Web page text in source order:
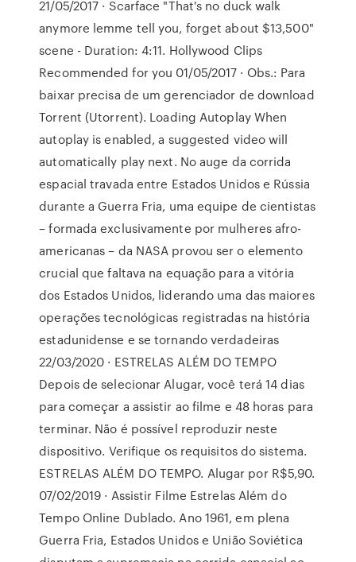
21/05/2017 · Scarface "That's no duck walk
anymore lemme tell you, forget about $13,500"
scene - Duration: 4:11. Hollywood Clips
Recommended for you 01/05/2017 · Obs.: Para
baixar precisa de um gerenciador de download
Torrent (Utorrent). Loading Autoplay When
autoplay is enabled, a suggested video will
automatically play next. No auge da corrida
espacial travada entre Estados Unidos e Rússia
durante a Guerra Fria, uma equipe de cientistas
– formada exclusivamente por mulheres afro-
americanas – da NASA provou ser o elemento
crucial que faltava na equação para a vitória
dos Estados Unidos, liderando uma das maiores
operações tecnológicas registradas na história
estadunidense e se tornando verdadeiras
22/03/2020 · ESTRELAS ALÉM DO TEMPO
Depois de selecionar Alugar, você terá 14 dias
para começar a assistir ao filme e 48 horas para
terminar. Não é possível reproduzir neste
dispositivo. Verifique os requisitos do sistema.
ESTRELAS ALÉM DO TEMPO. Alugar por R$5,90.
07/02/2019 · Assistir Filme Estrelas Além do
Tempo Online Dublado. Ano 1961, em plena
Guerra Fria, Estados Unidos e União Soviética